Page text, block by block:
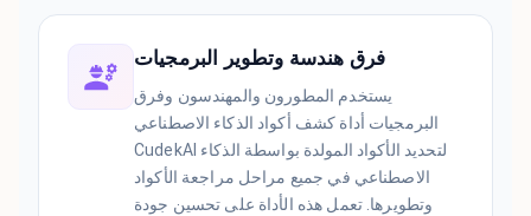
فرق هندسة وتطوير البرمجيات
يستخدم المطورون والمهندسون وفرق
البرمجيات أداة كشف أكواد الذكاء الاصطناعي
CudekAI لتحديد الأكواد المولدة بواسطة الذكاء
الاصطناعي في جميع مراحل مراجعة الأكواد
وتطويرها. تعمل هذه الأداة على تحسين جودة